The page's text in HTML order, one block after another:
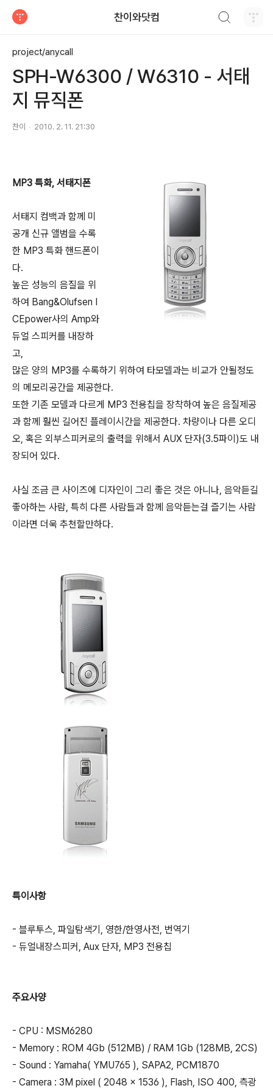
찬이와닷컴
project/anycall
SPH-W6300 / W6310 - 서태
지 뮤직폰
찬이 2010. 2. 11. 21:30
MP3 특화, 서태지폰
서태지 컴백과 함께 미
공개 신규 앨범을 수록
한 MP3 특화 핸드폰이
다.
높은 성능의 음질을 위
하여 Bang&Olufsen I
CEpower사의 Amp와
듀얼 스피커를 내장하
고,
많은 양의 MP3를 수록하기 위하여 타모델과는 비교가 안될정도
의 메모리공간을 제공한다.
또한 기존 모델과 다르게 MP3 전용칩을 장착하여 높은 음질제공
과 함께 훨씬 길어진 플레이시간을 제공한다. 차량이나 다른 오디
오, 혹은 외부스피커로의 출력을 위해서 AUX 단자(3.5파이)도 내
장되어 있다.
사실 조금 큰 사이즈에 디자인이 그리 좋은 것은 아니나, 음악듣길
좋아하는 사람, 특히 다른 사람들과 함께 음악듣는걸 즐기는 사람
이라면 더욱 추천할만하다.
특이사항
- 블루투스, 파일탐색기, 영한/한영사전, 번역기
- 듀얼내장스피커, Aux 단자, MP3 전용칩
주요사양
- CPU : MSM6280
- Memory : ROM 4Gb (512MB) / RAM 1Gb (128MB, 2CS)
- Sound : Yamaha( YMU765 ), SAPA2, PCM1870
- Camera : 3M pixel ( 2048 x 1536 ), Flash, ISO 400, 측광